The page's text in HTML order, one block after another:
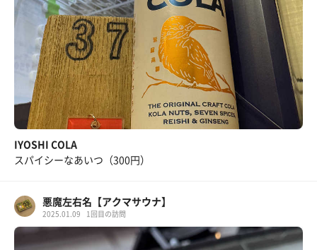
IYOSHI COLA
スパイシーなあいつ（300円）
悪魔左右名【アクマサウナ】
2025.01.09 1回目の訪問